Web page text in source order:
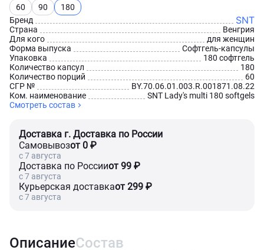
60 90
180
Бренд
SNT
Страна
Венгрия
Для кого
для женщин
Форма выпуска
Софтгель-капсулы
Упаковка
180 софтгель
Количество капсул
180
Количество порций
60
СГР №
BY.70.06.01.003.R.001871.08.22
Ком. наименование
SNT Lady's multi 180 softgels
Смотреть состав
Доставка г. Доставка по России
Самовывозот 0 ₽
c 7 августа
Доставка по Россииот 99 ₽
c 7 августа
Курьерская доставкаот 299 ₽
c 7 августа
ОписаниеСостав